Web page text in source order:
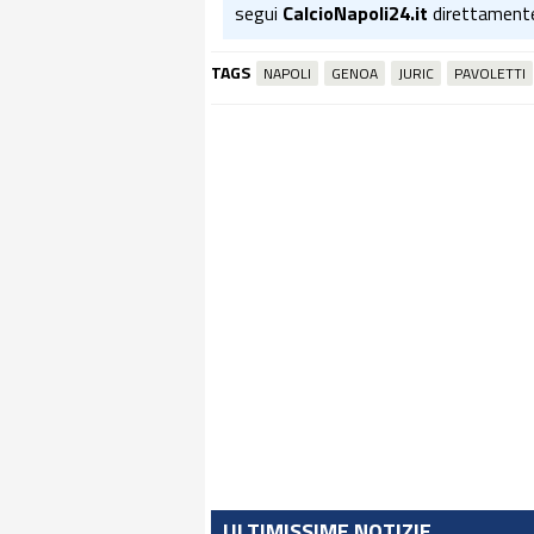
segui CalcioNapoli24.it
TAGS NAPOLI GENOA JURIC PAVOLETTI